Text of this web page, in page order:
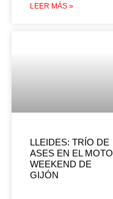
LEER MÁS »
LLEIDES: TRÍO DE
ASES EN EL MOTO
WEEKEND DE
GIJÓN